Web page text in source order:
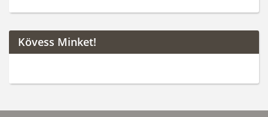
Kövess Minket!